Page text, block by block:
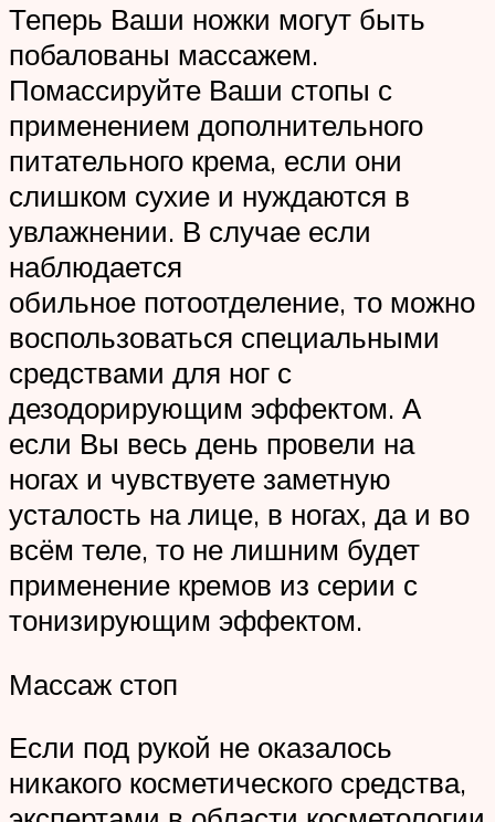
Теперь Ваши ножки могут быть
побалованы массажем.
Помассируйте Ваши стопы с
применением дополнительного
питательного крема, если они
слишком сухие и нуждаются в
увлажнении. В случае если
наблюдается
обильное потоотделение, то можно
воспользоваться специальными
средствами для ног с
дезодорирующим эффектом. А
если Вы весь день провели на
ногах и чувствуете заметную
усталость на лице, в ногах, да и во
всём теле, то не лишним будет
применение кремов из серии с
тонизирующим эффектом.
Массаж стоп
Если под рукой не оказалось
никакого косметического средства,